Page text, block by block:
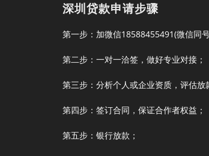
深圳贷款申请步骤
第一步：加微信18588455491(微信同
第二步：一对一洽签，做好专业对接；
第三步：分析个人或企业资质，评估放
第四步：签订合同，保证合作者权益；
第五步：银行放款；